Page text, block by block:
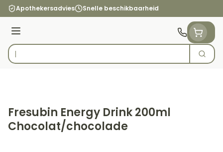
Ga naar de inhoud
Apothekersadvies Snelle beschikbaarheid
Menu
Product, merk, categorie...
Zoek
Fresubin Energy Drink 200ml
Chocolat/chocolade